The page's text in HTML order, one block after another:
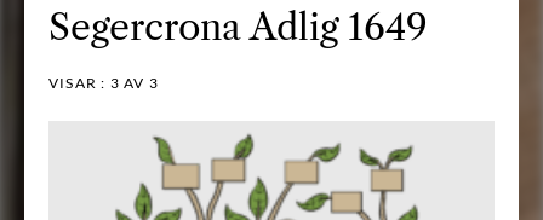
Segercrona Adlig 1649
VISAR : 3 AV 3